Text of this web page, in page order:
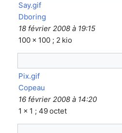
Say.gif
Dboring
18 février 2008 à 19:15
100 × 100 ; 2 kio
Pix.gif
Copeau
16 février 2008 à 14:20
1 × 1 ; 49 octet